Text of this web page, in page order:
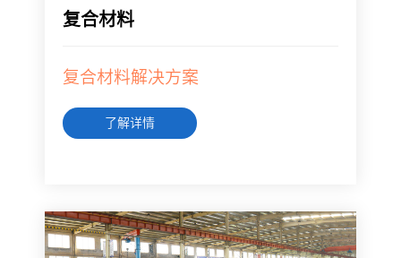
复合材料
复合材料解决方案
了解详情